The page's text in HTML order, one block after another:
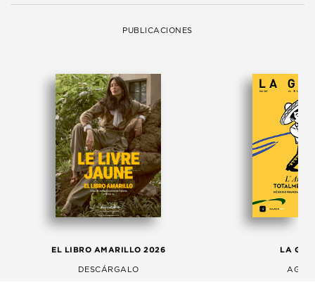
PUBLICACIONES
EL LIBRO AMARILLO 2026
DESCÁRGALO
LA